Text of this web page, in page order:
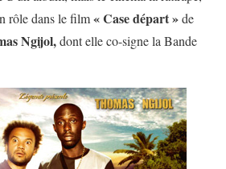
rôle dans le film« Case départ »de
Ngijol,dont elle co-signe la Bande